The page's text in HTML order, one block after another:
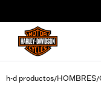
h-d productos/HOMBRES/